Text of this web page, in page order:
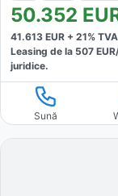
50.352
41.613 EUR + 21%
Leasing de la 507
juridice.
Sună